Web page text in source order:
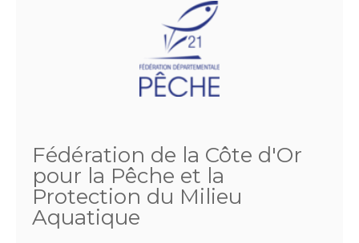
Fédération de la Côte d'Or
pour la Pêche et la
Protection du Milieu
Aquatique